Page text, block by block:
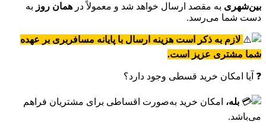
بین‌شهری به مقصد ارسال خواهد شد و معمولاً در همان روز به
دست شما می‌رسد.
لازم به ذکر است هزینه ارسال با پایانه مسافربری بر عهده
شما مشتری عزیز است.
❓ آیا امکان خرید قسطی وجود دارد؟
بله، امکان خرید به‌صورت اقساطی برای مشتریان فراهم
می‌باشد.